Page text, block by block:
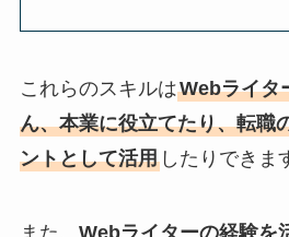
これらのスキルはWebライタ
ん、本業に役立てたり、転職
ントとして活用したりできま
また、 Webライターの経験を